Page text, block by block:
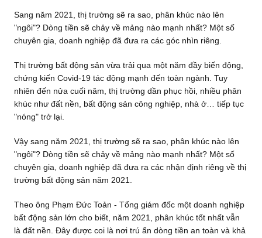
Sang năm 2021, thị trường sẽ ra sao, phân khúc nào lên
"ngôi"? Dòng tiền sẽ chảy về mảng nào mạnh nhất? Một số
chuyên gia, doanh nghiệp đã đưa ra các góc nhìn riêng.
Thị trường bất động sản vừa trải qua một năm đầy biến động,
chứng kiến Covid-19 tác động mạnh đến toàn ngành. Tuy
nhiên đến nửa cuối năm, thị trường dần phục hồi, nhiều phân
khúc như đất nền, bất động sản công nghiệp, nhà ở… tiếp tục
"nóng" trở lại.
Vậy sang năm 2021, thị trường sẽ ra sao, phân khúc nào lên
"ngôi"? Dòng tiền sẽ chảy về mảng nào mạnh nhất? Một số
chuyên gia, doanh nghiệp đã đưa ra các nhận định riêng về thị
trường bất động sản năm 2021.
Theo ông Phạm Đức Toản - Tổng giám đốc một doanh nghiệp
bất động sản lớn cho biết, năm 2021, phân khúc tốt nhất vẫn
là đất nền. Đây được coi là nơi trú ẩn dòng tiền an toàn và khả